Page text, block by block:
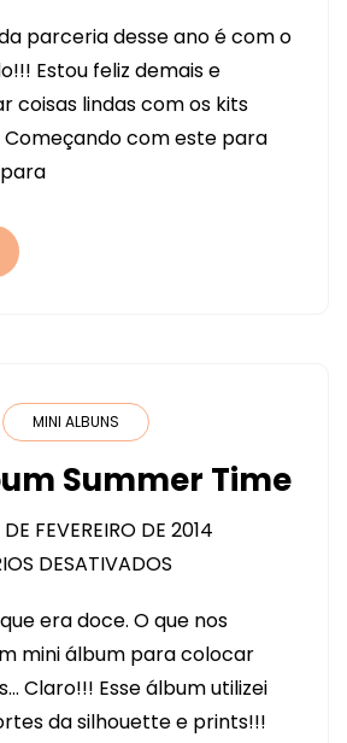
TEMPO
DE
..
PÁSCOA!!!!
parceria desse ano é com o
Estou feliz demais e
coisas lindas com os kits
Começando com este para
MINI ALBUNS
Summer Time
DE FEVEREIRO DE 2014
DESATIVADOS
ÁLBUM
SUMMER
TIME
era doce. O que nos
mini álbum para colocar
Claro!!! Esse álbum utilizei
da silhouette e prints!!!